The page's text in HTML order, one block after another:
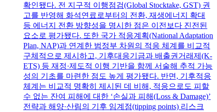
확인됐다. 전 지구적 이행점검(Global Stocktake, GST) 권
고를 반영해 화석연료로부터의 전환, 재생에너지 확대
등 에너지 전환 방향성을 명시한 점은 이전보다 진전된
요소로 평가됐다. 또한 국가 적응계획(National Adaptation
Plan, NAP)과 연계한 범정부 차원의 적응 체계를 비교적
구체적으로 제시하고, 기후대응기금과 배출권거래제(K-
ETS) 등 재정·제도적 이행 기반을 함께 서술해 추적 가능
성의 기초를 마련한 점도 높게 평가됐다. 반면, 기후적응
체계는 비교적 명확히 제시된 데 비해, 적응으로도 피할
수 없는 잔여 피해에 대한 ‘손실과 피해(Loss & Damage)’
전략과 해양·산림의 기후 임계점(tipping points) 리스크